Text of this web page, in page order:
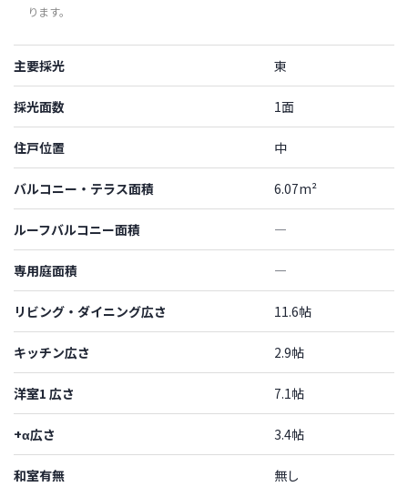
ります。
主要採光 東
採光面数 1面
住戸位置 中
バルコニー・テラス面積 6.07m²
ルーフバルコニー面積 ―
専用庭面積 ―
リビング・ダイニング広さ 11.6帖
キッチン広さ 2.9帖
洋室1 広さ 7.1帖
+α広さ 3.4帖
和室有無 無し